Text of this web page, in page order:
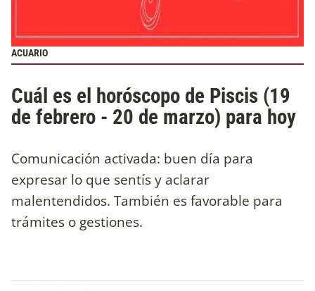
ACUARIO
Cuál es el horóscopo de Piscis (19
de febrero - 20 de marzo) para hoy
Comunicación activada: buen día para
expresar lo que sentís y aclarar
malentendidos. También es favorable para
trámites o gestiones.